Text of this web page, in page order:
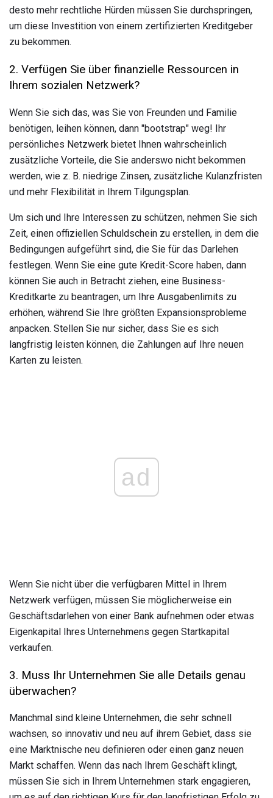
desto mehr rechtliche Hürden müssen Sie durchspringen,
um diese Investition von einem zertifizierten Kreditgeber
zu bekommen.
2. Verfügen Sie über finanzielle Ressourcen in
Ihrem sozialen Netzwerk?
Wenn Sie sich das, was Sie von Freunden und Familie
benötigen, leihen können, dann "bootstrap" weg! Ihr
persönliches Netzwerk bietet Ihnen wahrscheinlich
zusätzliche Vorteile, die Sie anderswo nicht bekommen
werden, wie z. B. niedrige Zinsen, zusätzliche Kulanzfristen
und mehr Flexibilität in Ihrem Tilgungsplan.
Um sich und Ihre Interessen zu schützen, nehmen Sie sich
Zeit, einen offiziellen Schuldschein zu erstellen, in dem die
Bedingungen aufgeführt sind, die Sie für das Darlehen
festlegen. Wenn Sie eine gute Kredit-Score haben, dann
können Sie auch in Betracht ziehen, eine Business-
Kreditkarte zu beantragen, um Ihre Ausgabenlimits zu
erhöhen, während Sie Ihre größten Expansionsprobleme
anpacken. Stellen Sie nur sicher, dass Sie es sich
langfristig leisten können, die Zahlungen auf Ihre neuen
Karten zu leisten.
ad
Wenn Sie nicht über die verfügbaren Mittel in Ihrem
Netzwerk verfügen, müssen Sie möglicherweise ein
Geschäftsdarlehen von einer Bank aufnehmen oder etwas
Eigenkapital Ihres Unternehmens gegen Startkapital
verkaufen.
3. Muss Ihr Unternehmen Sie alle Details genau
überwachen?
Manchmal sind kleine Unternehmen, die sehr schnell
wachsen, so innovativ und neu auf ihrem Gebiet, dass sie
eine Marktnische neu definieren oder einen ganz neuen
Markt schaffen. Wenn das nach Ihrem Geschäft klingt,
müssen Sie sich in Ihrem Unternehmen stark engagieren,